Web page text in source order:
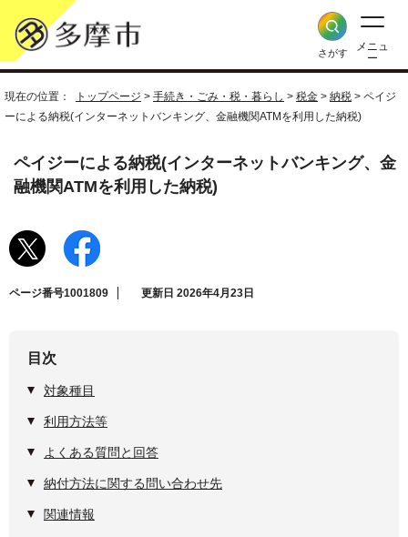
さがす
メニュ
ー
現在の位置： トップページ > 手続き・ごみ・税・暮らし > 税金 > 納税 > ペイジ
ーによる納税(インターネットバンキング、金融機関ATMを利用した納税)
ペイジーによる納税(インターネットバンキング、金
融機関ATMを利用した納税)
ページ番号1001809 更新日 2026年4月23日
目次
対象種目
利用方法等
よくある質問と回答
納付方法に関する問い合わせ先
関連情報